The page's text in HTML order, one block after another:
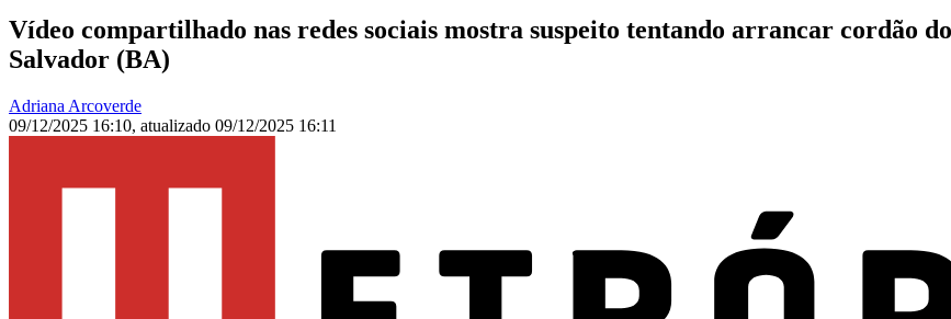
Vídeo compartilhado nas redes sociais mostra suspeito tentando arrancar cordão
Salvador (BA)
Adriana Arcoverde
09/12/2025 16:10, atualizado 09/12/2025 16:11